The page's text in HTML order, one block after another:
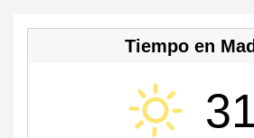
Tiempo en